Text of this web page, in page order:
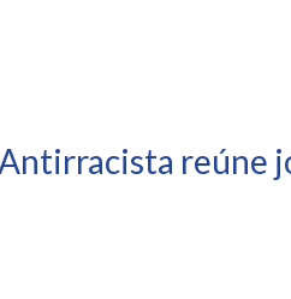
reúne